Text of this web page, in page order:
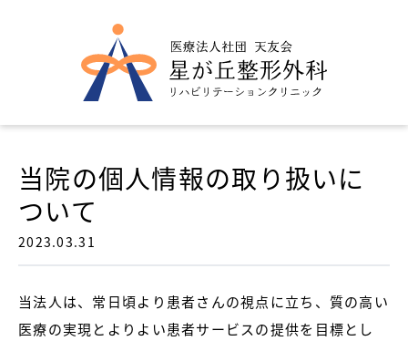
当院の個人情報の取り扱いに
ついて
2023.03.31
当法人は、常日頃より患者さんの視点に立ち、質の高い
医療の実現とよりよい患者サービスの提供を目標とし